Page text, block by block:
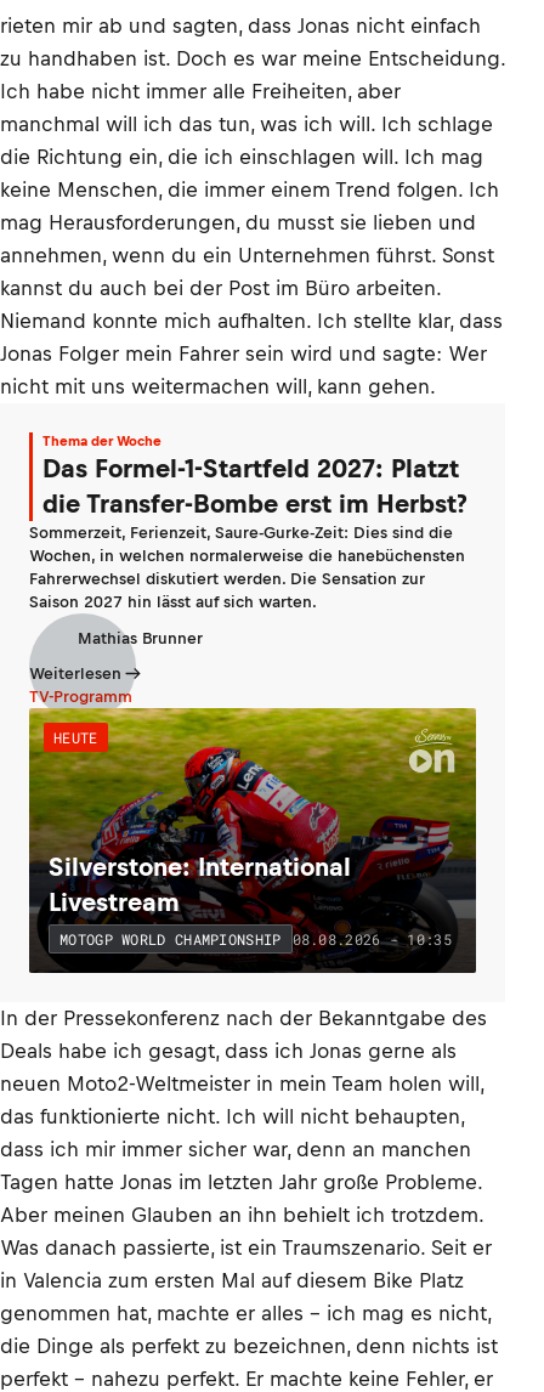
rieten mir ab und sagten, dass Jonas nicht einfach
zu handhaben ist. Doch es war meine Entscheidung.
Ich habe nicht immer alle Freiheiten, aber
manchmal will ich das tun, was ich will. Ich schlage
die Richtung ein, die ich einschlagen will. Ich mag
keine Menschen, die immer einem Trend folgen. Ich
mag Herausforderungen, du musst sie lieben und
annehmen, wenn du ein Unternehmen führst. Sonst
kannst du auch bei der Post im Büro arbeiten.
Niemand konnte mich aufhalten. Ich stellte klar, dass
Jonas Folger mein Fahrer sein wird und sagte: Wer
nicht mit uns weitermachen will, kann gehen.
Thema der Woche
Das Formel-1-Startfeld 2027: Platzt
die Transfer-Bombe erst im Herbst?
Sommerzeit, Ferienzeit, Saure-Gurke-Zeit: Dies sind die
Wochen, in welchen normalerweise die hanebüchensten
Fahrerwechsel diskutiert werden. Die Sensation zur
Saison 2027 hin lässt auf sich warten.
Mathias Brunner
Weiterlesen
TV-Programm
HEUTE
Silverstone: International
Livestream
MOTOGP WORLD CHAMPIONSHIP 08.08.2026 - 10:35
In der Pressekonferenz nach der Bekanntgabe des
Deals habe ich gesagt, dass ich Jonas gerne als
neuen Moto2-Weltmeister in mein Team holen will,
das funktionierte nicht. Ich will nicht behaupten,
dass ich mir immer sicher war, denn an manchen
Tagen hatte Jonas im letzten Jahr große Probleme.
Aber meinen Glauben an ihn behielt ich trotzdem.
Was danach passierte, ist ein Traumszenario. Seit er
in Valencia zum ersten Mal auf diesem Bike Platz
genommen hat, machte er alles – ich mag es nicht,
die Dinge als perfekt zu bezeichnen, denn nichts ist
perfekt – nahezu perfekt. Er machte keine Fehler, er